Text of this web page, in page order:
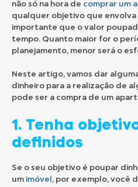
não só na hora de comprar um
qualquer objetivo que envolva
importante que o valor
tempo. Quanto maior for o
planejamento, menor será o
Neste artigo, vamos dar
dinheiro para a realização de
pode ser a compra de um
1. Tenha
definidos
Se o seu objetivo é poupar
um imóvel , por exemplo, você